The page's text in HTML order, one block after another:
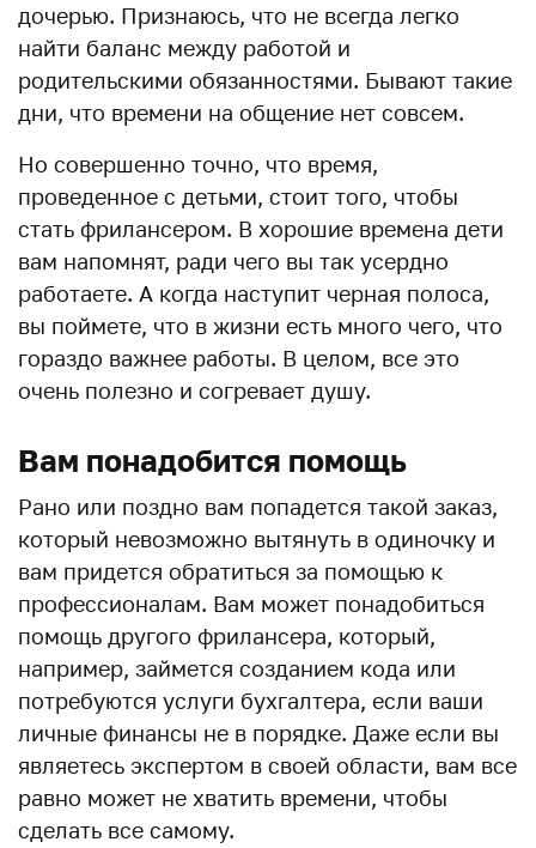
дочерью. Признаюсь, что не всегда легко
найти баланс между работой и
родительскими обязанностями. Бывают такие
дни, что времени на общение нет совсем.
Но совершенно точно, что время,
проведенное с детьми, стоит того, чтобы
стать фрилансером. В хорошие времена дети
вам напомнят, ради чего вы так усердно
работаете. А когда наступит черная полоса,
вы поймете, что в жизни есть много чего, что
гораздо важнее работы. В целом, все это
очень полезно и согревает душу.
Вам понадобится помощь
Рано или поздно вам попадется такой заказ,
который невозможно вытянуть в одиночку и
вам придется обратиться за помощью к
профессионалам. Вам может понадобиться
помощь другого фрилансера, который,
например, займется созданием кода или
потребуются услуги бухгалтера, если ваши
личные финансы не в порядке. Даже если вы
являетесь экспертом в своей области, вам все
равно может не хватить времени, чтобы
сделать все самому.